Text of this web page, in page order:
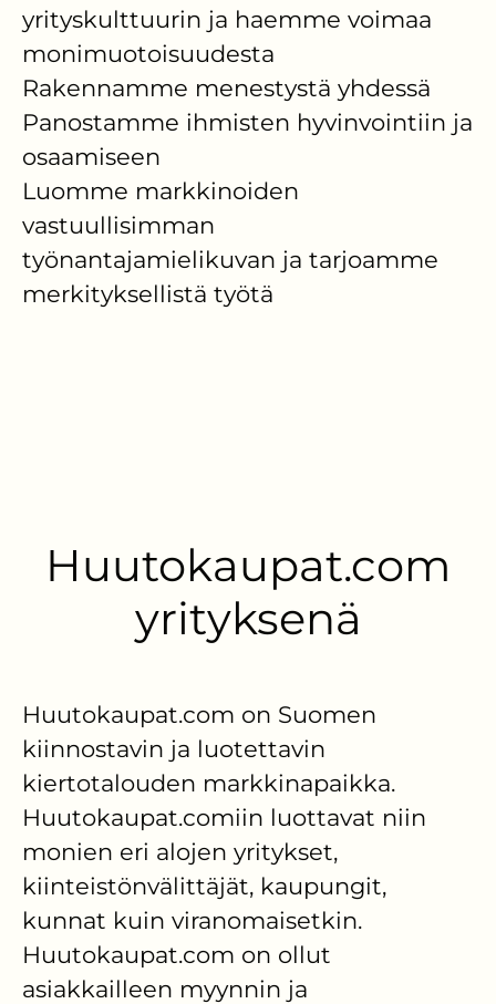
yrityskulttuurin ja haemme voimaa
monimuotoisuudesta
Rakennamme menestystä yhdessä
Panostamme ihmisten hyvinvointiin ja
osaamiseen
Luomme markkinoiden
vastuullisimman
työnantajamielikuvan ja tarjoamme
merkityksellistä työtä
Huutokaupat.com
yrityksenä
Huutokaupat.com on Suomen
kiinnostavin ja luotettavin
kiertotalouden markkinapaikka.
Huutokaupat.comiin luottavat niin
monien eri alojen yritykset,
kiinteistönvälittäjät, kaupungit,
kunnat kuin viranomaisetkin.
Huutokaupat.com on ollut
asiakkailleen myynnin ja